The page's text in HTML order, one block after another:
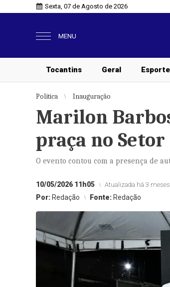
Sexta, 07 de Agosto de 2026
MENU
Tocantins Geral
Política Inauguração
Marilon
praça no
O evento contou com a presença de
10/05/2026 11h05 Atualizada há 3
Por: Redação Fonte: Redação